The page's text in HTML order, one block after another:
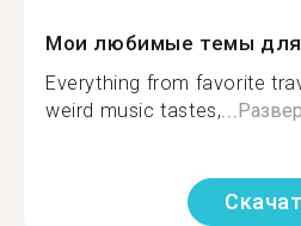
Мои любимые темы для
Everything from favorite
weird music tastes,...